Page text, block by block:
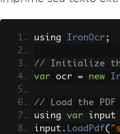
using IronOcr ;
// Initialize the
var ocr = new
// Load the PDF
using var input
input . LoadPdf(